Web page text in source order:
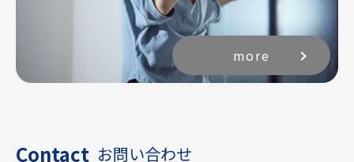
more
Contact お問い合わせ